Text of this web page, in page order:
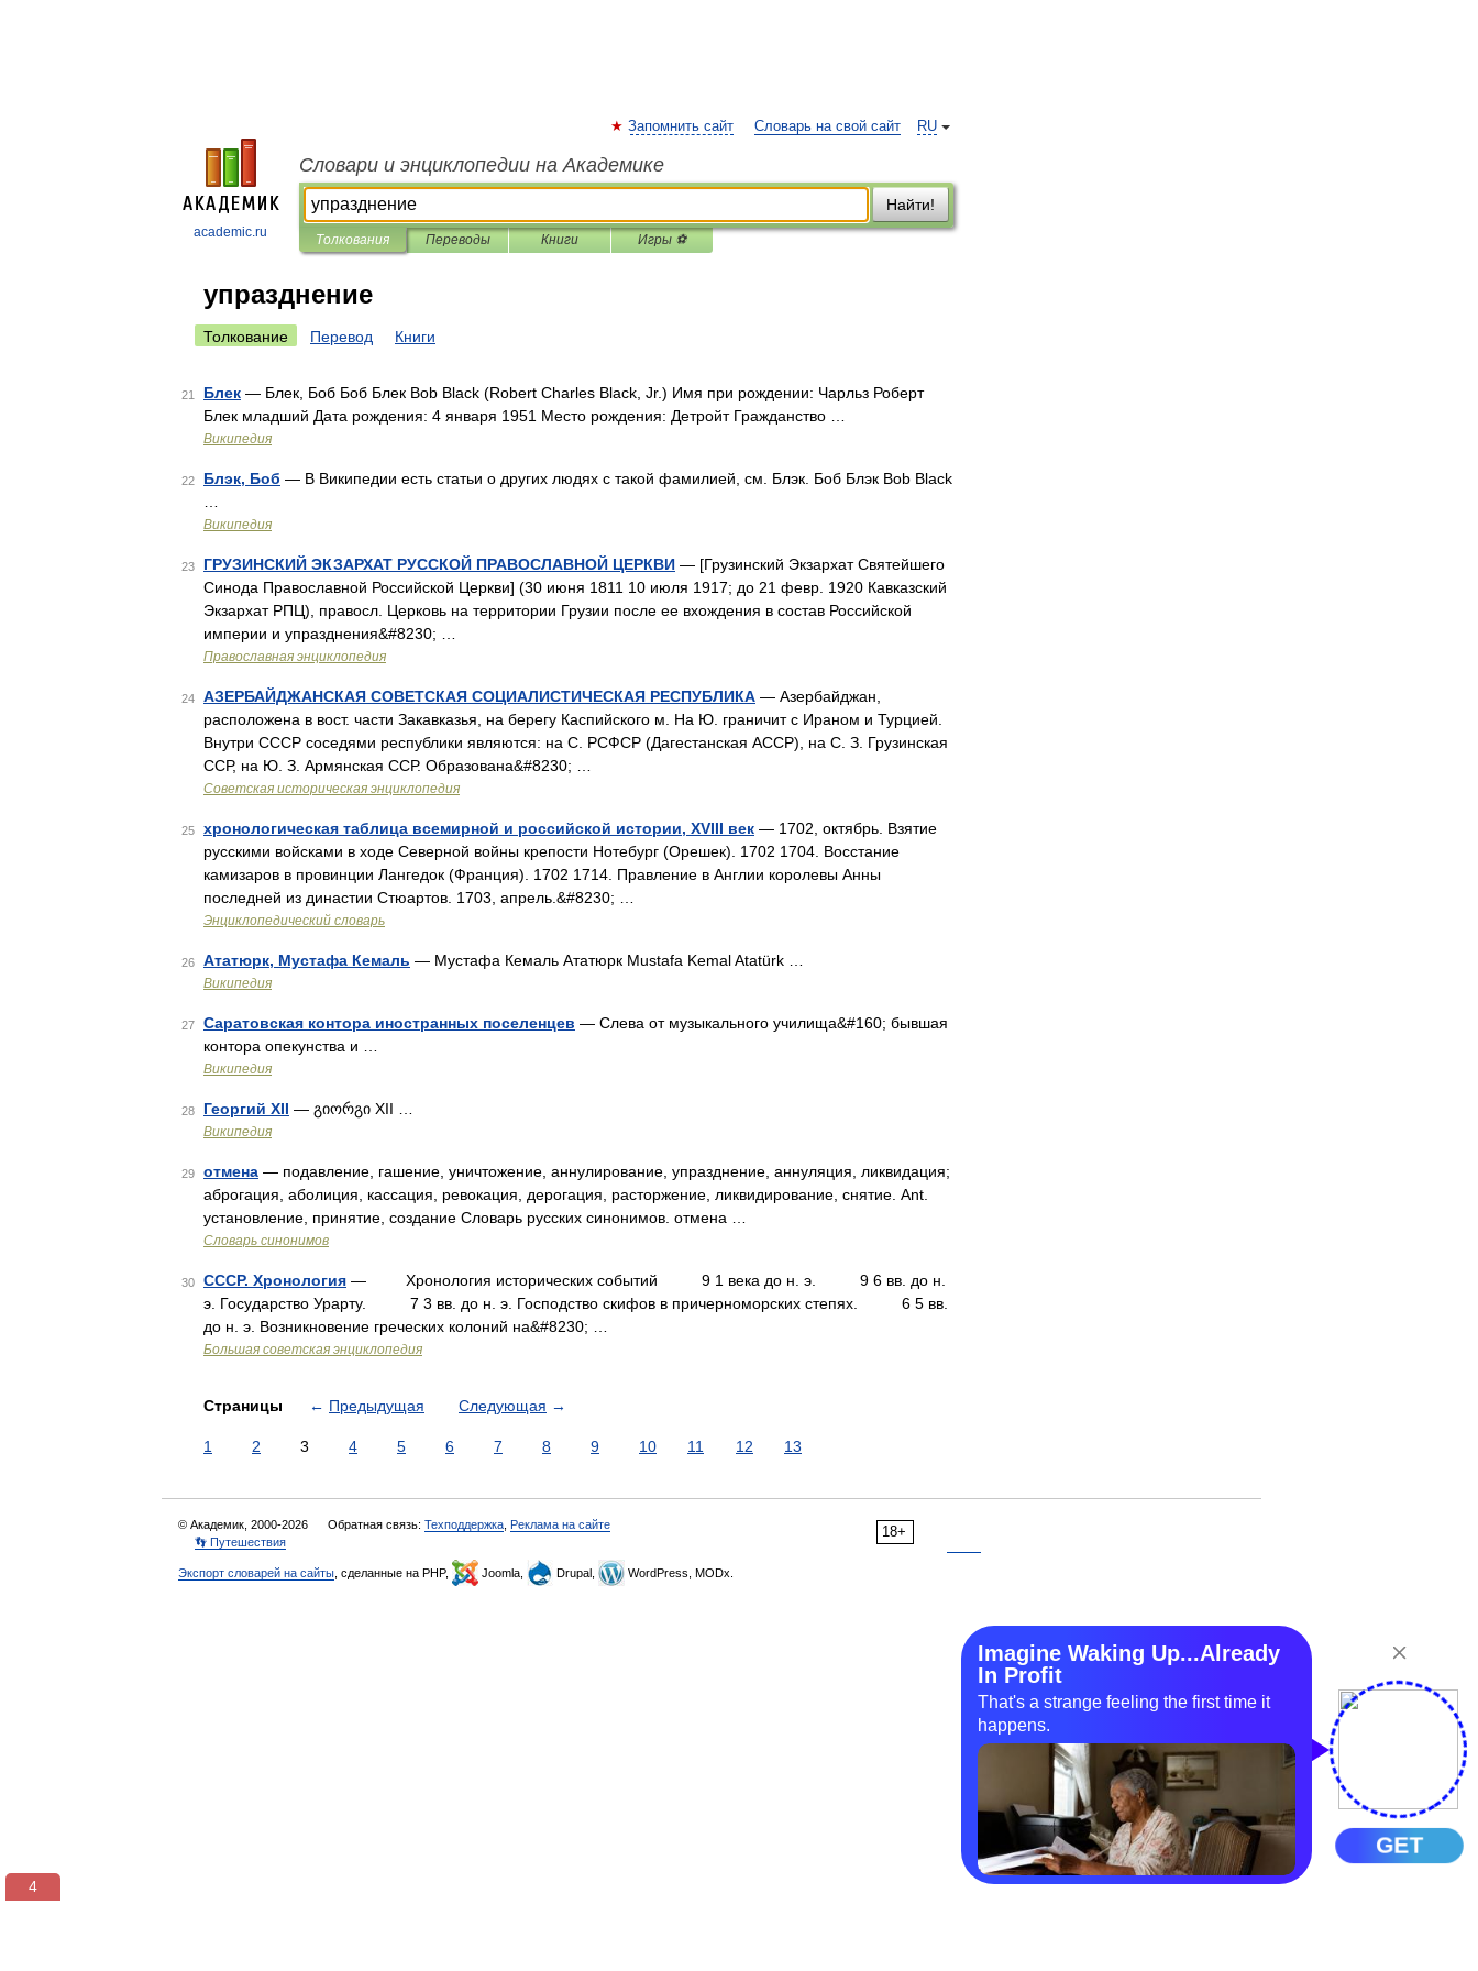
academic.ru
RU
Запомнить сайт Словарь на свой сайт
Словари и энциклопедии на Академике
Найти!
Толкования Переводы Книги Игры ⚽
упразднение
Толкование Перевод Книги
21 Блек — Блек, Боб Боб Блек Bob Black (Robert Charles Black, Jr.) Имя при рождении: Чарльз Роберт
Блек младший Дата рождения: 4 января 1951 Место рождения: Детройт Гражданство …
Википедия
22 Блэк, Боб — В Википедии есть статьи о других людях с такой фамилией, см. Блэк. Боб Блэк Bob Black
Википедия
23 ГРУЗИНСКИЙ ЭКЗАРХАТ РУССКОЙ ПРАВОСЛАВНОЙ ЦЕРКВИ — [Грузинский Экзархат Святейшего
Синода Православной Российской Церкви] (30 июня 1811 10 июля 1917; до 21 февр. 1920 Кавказский
Экзархат РПЦ), правосл. Церковь на территории Грузии после ее вхождения в состав Российской
империи и упразднения&#8230; …
Православная энциклопедия
24 АЗЕРБАЙДЖАНСКАЯ СОВЕТСКАЯ СОЦИАЛИСТИЧЕСКАЯ РЕСПУБЛИКА — Азербайджан,
расположена в вост. части Закавказья, на берегу Каспийского м. На Ю. граничит с Ираном и Турцией.
Внутри СССР соседями республики являются: на С. РСФСР (Дагестанская АССР), на С. З. Грузинская
ССР, на Ю. З. Армянская ССР. Образована&#8230; …
Советская историческая энциклопедия
25 хронологическая таблица всемирной и российской истории, XVIII век — 1702, октябрь. Взятие
русскими войсками в ходе Северной войны крепости Нотебург (Орешек). 1702 1704. Восстание
камизаров в провинции Лангедок (Франция). 1702 1714. Правление в Англии королевы Анны
последней из династии Стюартов. 1703, апрель.&#8230; …
Энциклопедический словарь
26 Ататюрк, Мустафа Кемаль — Мустафа Кемаль Ататюрк Mustafa Kemal Atatürk …
Википедия
27 Саратовская контора иностранных поселенцев — Слева от музыкального училища&#160; бывшая
контора опекунства и …
Википедия
28 Георгий XII — გიორგი XII …
Википедия
29 отмена — подавление, гашение, уничтожение, аннулирование, упразднение, аннуляция, ликвидация;
аброгация, аболиция, кассация, ревокация, дерогация, расторжение, ликвидирование, снятие. Ant.
установление, принятие, создание Словарь русских синонимов. отмена …
Словарь синонимов
30 СССР. Хронология — Хронология исторических событий 9 1 века до н. э. 9 6 вв. до н.
э. Государство Урарту. 7 3 вв. до н. э. Господство скифов в причерноморских степях. 6 5 вв.
до н. э. Возникновение греческих колоний на&#8230; …
Большая советская энциклопедия
Страницы ← Предыдущая Следующая →
1 2 3 4 5 6 7 8 9 10 11 12 13
18+
© Академик, 2000-2026 Обратная связь: Техподдержка Реклама на сайте
👣 Путешествия
Экспорт словарей на сайты , сделанные на PHP, Joomla, Drupal, WordPress, MODx.
3